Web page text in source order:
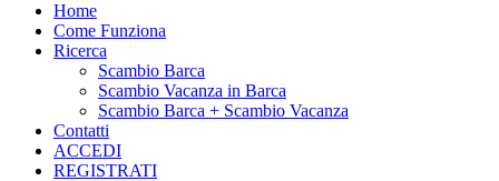
Home
Come Funziona
Ricerca
Scambio Barca
Scambio Vacanza in Barca
Scambio Barca + Scambio Vacanza
Contatti
ACCEDI
REGISTRATI